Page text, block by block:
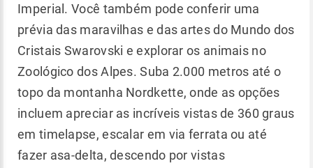
Imperial. Você também pode conferir uma
prévia das maravilhas e das artes do Mundo dos
Cristais Swarovski e explorar os animais no
Zoológico dos Alpes. Suba 2.000 metros até o
topo da montanha Nordkette, onde as opções
incluem apreciar as incríveis vistas de 360 graus
em timelapse, escalar em via ferrata ou até
fazer asa-delta, descendo por vistas